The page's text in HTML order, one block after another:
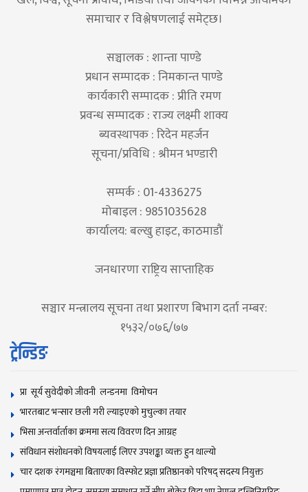
समाचार र विश्लेषणलाई समेट्छ।
सञ्चालक : शान्ता पाण्डे
प्रधान सम्पादक : निमकान्त पाण्डे
कार्यकारी सम्पादक : प्रीति रमण
प्रवन्ध सम्पादक : राज्य लक्ष्मी शाक्य
ब्यवस्थापक : रिदेन महर्जन
सूचना/प्रविधि : श्रीमन भण्डारी
सम्पर्क : 01-4336275
मोबाइल : 9851035628
कार्यालय: बल्खु हाइट, काठमाडौं
जनधारणा राष्ट्रिय साप्ताहिक
सञ्चार मन्त्रालय सूचना तथा प्रशारण बिभाग दर्ता नम्बर:
१५३२/०७६/७७
ट्रेन्डिङ
प्रा सूर्य सुवेदीको जीवनी लन्डनमा विमोचन
भारतबाट भन्सार छली गरी ल्याइएको मुचुल्का तयार
भिसा अन्तर्वार्ताका क्रममा सत्य विवरण दिन आग्रह
संविधान संशोधनकाे विषयलाई लिएर उपशङ्का व्यक्त हुन थाल्याे
चार दशक रंगमञ्चमा बिताएका विस्फोट प्रज्ञा प्रतिष्ठानको परिषद् सदस्य नियुक्त